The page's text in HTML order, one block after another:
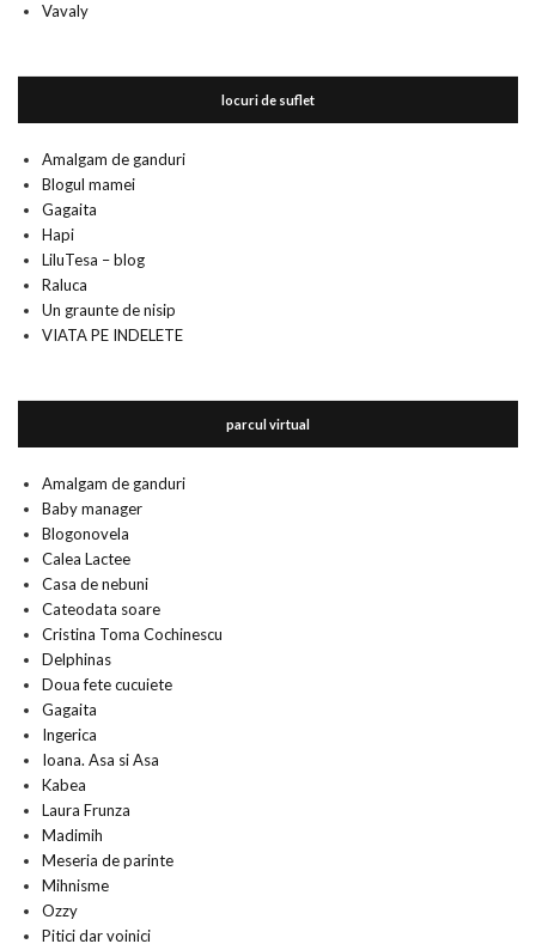
Vavaly
locuri de suflet
Amalgam de ganduri
Blogul mamei
Gagaita
Hapi
LiluTesa – blog
Raluca
Un graunte de nisip
VIATA PE INDELETE
parcul virtual
Amalgam de ganduri
Baby manager
Blogonovela
Calea Lactee
Casa de nebuni
Cateodata soare
Cristina Toma Cochinescu
Delphinas
Doua fete cucuiete
Gagaita
Ingerica
Ioana. Asa si Asa
Kabea
Laura Frunza
Madimih
Meseria de parinte
Mihnisme
Ozzy
Pitici dar voinici